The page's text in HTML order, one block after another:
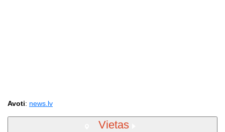
Avoti: news.lv
Vietas